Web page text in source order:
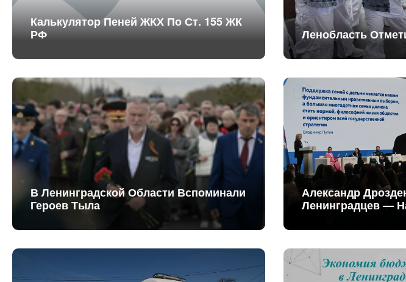
Калькулятор Пеней ЖКХ По Ст. 155 ЖК
РФ
Ленобласть
В Ленинградской Области Вспоминали
Героев Тыла
Александр
Ленинградцев —